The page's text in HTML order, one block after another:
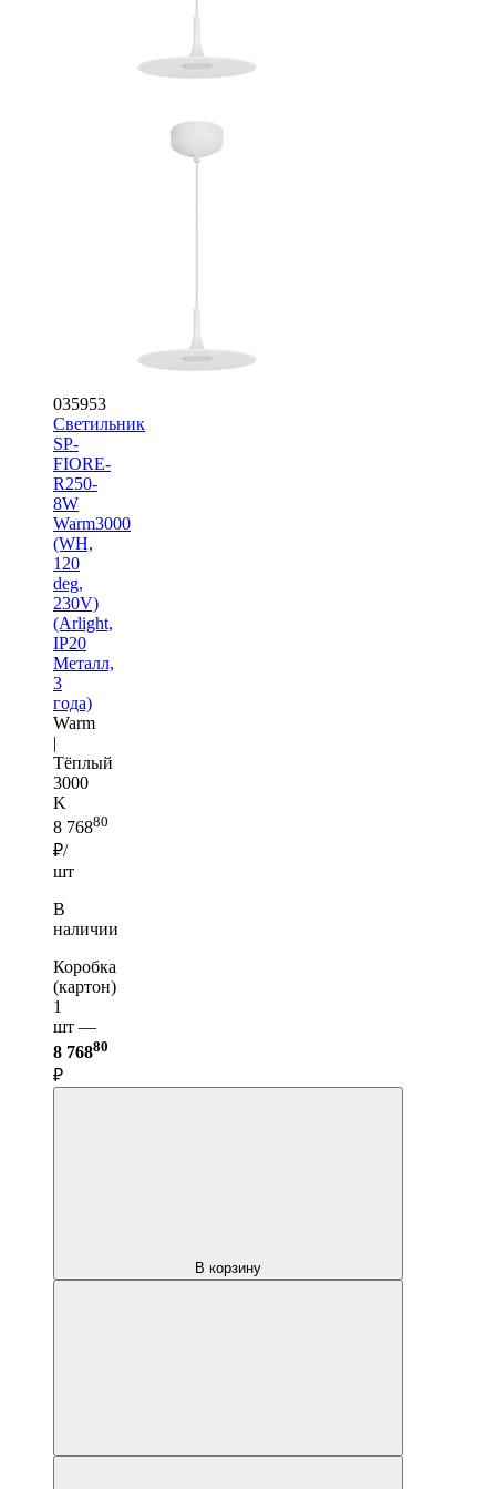
035953
Светильник
SP-
FIORE-
R250-
8W
Warm3000
(WH,
120
deg,
230V)
(Arlight,
IP20
Металл,
3
года)
Warm
|
Тёплый
3000
K
8 76880
₽/
шт
В
наличии
Коробка
(картон)
1
шт —
8 76880
₽
В корзину